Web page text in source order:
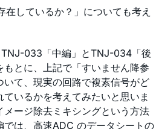
在しているか？」についても考え
033「中編」とTNJ-034「後
とに、上記で「すいません降参
て、現実の回路で複素信号がど
いるかを考えてみたいと思いま
ージ除去ミキシングという方法
では、高速ADC のデータシートの